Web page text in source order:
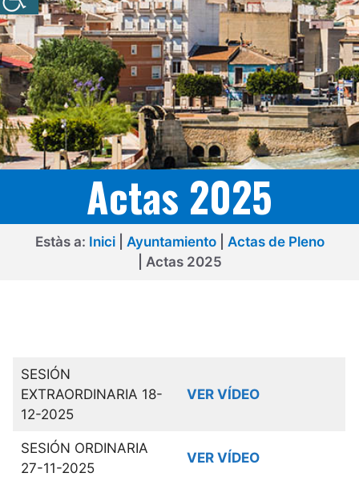
Actas 2025
Estàs a: Inici| Ayuntamiento| Actas de Pleno
Actas 2025
SESIÓN
EXTRAORDINARIA 18-
12-2025
VER VÍDEO
SESIÓN ORDINARIA
27-11-2025
VER VÍDEO